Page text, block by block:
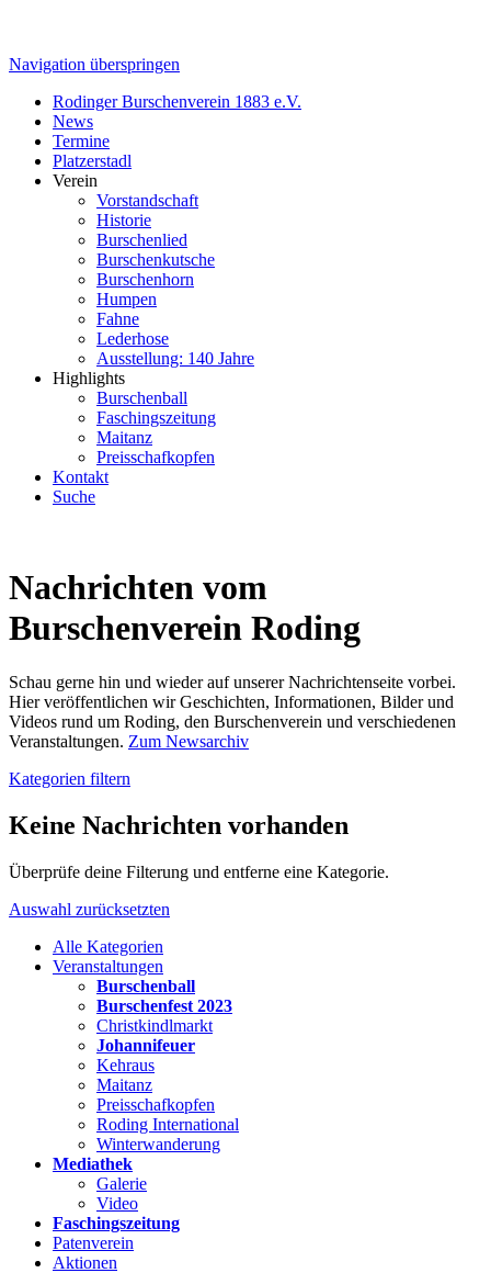
Navigation überspringen
Rodinger Burschenverein 1883 e.V.
News
Termine
Platzerstadl
Verein
Vorstandschaft
Historie
Burschenlied
Burschenkutsche
Burschenhorn
Humpen
Fahne
Lederhose
Ausstellung: 140 Jahre
Highlights
Burschenball
Faschingszeitung
Maitanz
Preisschafkopfen
Kontakt
Suche
Nachrichten vom
Burschenverein Roding
Schau gerne hin und wieder auf unserer Nachrichtenseite vorbei.
Hier veröffentlichen wir Geschichten, Informationen, Bilder und
Videos rund um Roding, den Burschenverein und verschiedenen
Veranstaltungen. Zum Newsarchiv
Kategorien filtern
Keine Nachrichten vorhanden
Überprüfe deine Filterung und entferne eine Kategorie.
Auswahl zurücksetzten
Alle Kategorien
Veranstaltungen
Burschenball
Burschenfest 2023
Christkindlmarkt
Johannifeuer
Kehraus
Maitanz
Preisschafkopfen
Roding International
Winterwanderung
Mediathek
Galerie
Video
Faschingszeitung
Patenverein
Aktionen